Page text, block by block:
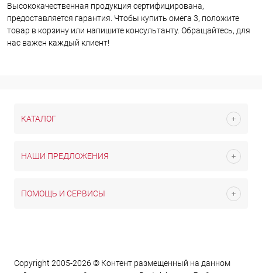
Высококачественная продукция сертифицирована,
предоставляется гарантия. Чтобы купить омега 3, положите
товар в корзину или напишите консультанту. Обращайтесь, для
нас важен каждый клиент!
КАТАЛОГ
НАШИ ПРЕДЛОЖЕНИЯ
ПОМОЩЬ И СЕРВИСЫ
Copyright 2005-2026 © Контент размещенный на данном